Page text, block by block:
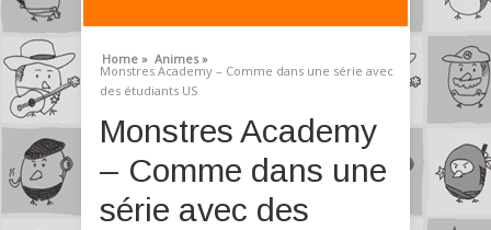
Home » Animes »
Monstres Academy – Comme dans une série avec
des étudiants US
Monstres Academy
– Comme dans une
série avec des